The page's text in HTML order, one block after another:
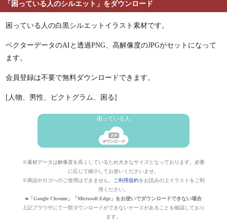
「困っている人のシルエット」をダウンロード
困っている人の白黒シルエットイラスト素材です。
ベクターデータのAIと透過PNG、高解像度のJPGがセットになって
ます。
会員登録は不要で無料ダウンロードできます。
[人物、男性、ピクトグラム、困る]
困っている人
※素材データは解像度を高くしているため大きなサイズとなっております。必要
に応じて縮小してお使いくださいませ。
※商品やロゴへのご使用はできません。
ご利用規約をお読みの上イラストをご利
用ください。
■「Google Chrome」「Microsoft Edge」をお使いでダウンロードできない場合
上記ブラウザにて一部ダウンロードができないケースがあることを確認しており
ます。